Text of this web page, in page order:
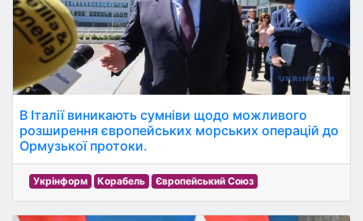
В Італії виникають сумніви щодо можливого
розширення європейських морських операцій до
Ормузької протоки.
Укрінформ Корабель Європейський Союз